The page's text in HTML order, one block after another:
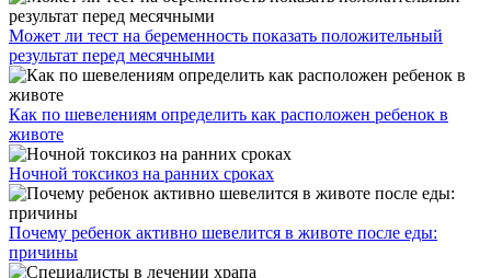
Может ли тест на беременность показать положительный
результат перед месячными
Как по шевелениям определить как расположен ребенок в
животе
Ночной токсикоз на ранних сроках
Почему ребенок активно шевелится в животе после еды:
причины